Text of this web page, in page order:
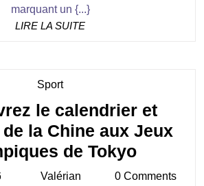
marquant un {...}
LIRE LA SUITELIRE
SportCategory
le calendrier et
la Chine aux Jeux
de Tokyo
le
Valérian Valérian0 Comments